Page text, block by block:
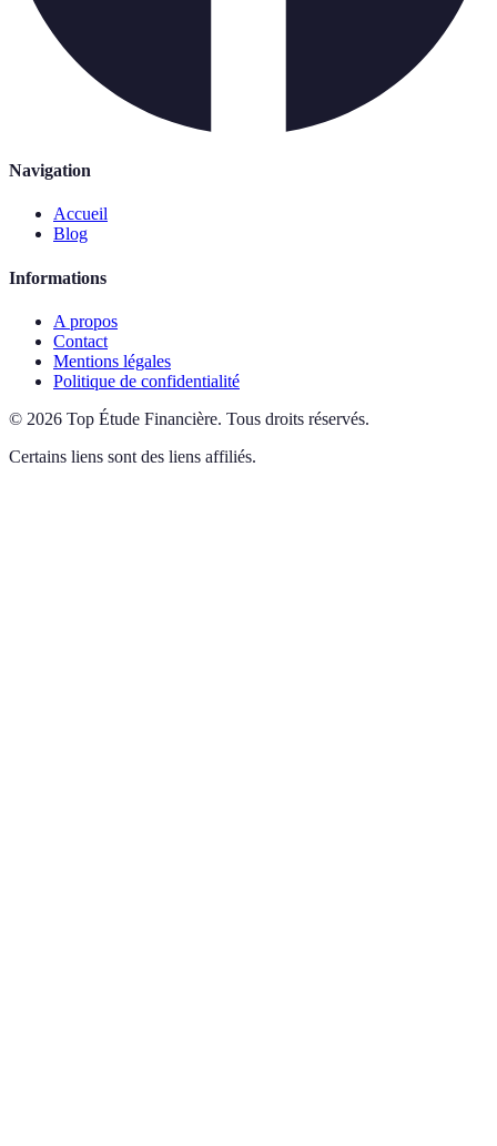
Navigation
Accueil
Blog
Informations
A propos
Contact
Mentions légales
Politique de confidentialité
© 2026 Top Étude Financière. Tous droits réservés.
Certains liens sont des liens affiliés.